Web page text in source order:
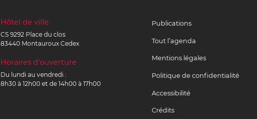
Hôtel de ville
CS 9292 Place du clos
83440 Montauroux Cedex
Horaires d'ouverture
Du lundi au vendredi :
8h30 à 12h00 et de 14h00 à 17h00
Publications
Tout l’agenda
Mentions légales
Politique de confidentialité
Accessibilité
Crédits